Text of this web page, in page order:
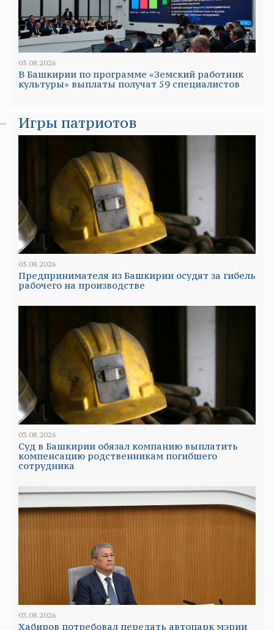
05.08.2026
В Башкирии по программе «Земский работник
культуры» выплаты получат 59 специалистов
Игры патриотов
05.08.2026
Предпринимателя из Башкирии осудят за гибель
рабочего на производстве
03.08.2026
Суд в Башкирии обязал компанию выплатить
компенсацию родственникам погибшего
сотрудника
03.08.2026
Хабиров потребовал передать автопарк мэрии